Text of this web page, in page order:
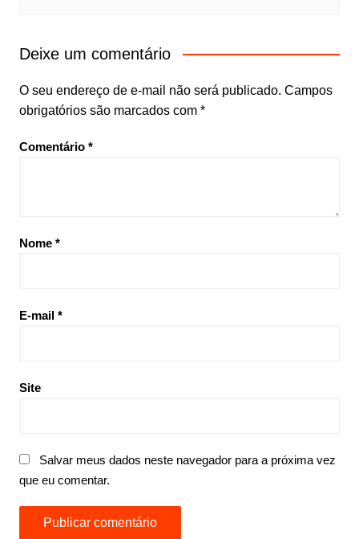
Deixe um comentário
O seu endereço de e-mail não será publicado. Campos
obrigatórios são marcados com *
Comentário *
Nome *
E-mail *
Site
Salvar meus dados neste navegador para a próxima vez
que eu comentar.